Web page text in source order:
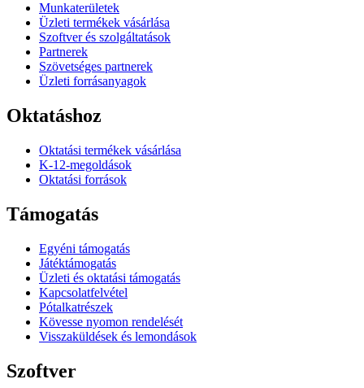
Munkaterületek
Üzleti termékek vásárlása
Szoftver és szolgáltatások
Partnerek
Szövetséges partnerek
Üzleti forrásanyagok
Oktatáshoz
Oktatási termékek vásárlása
K-12-megoldások
Oktatási források
Támogatás
Egyéni támogatás
Játéktámogatás
Üzleti és oktatási támogatás
Kapcsolatfelvétel
Pótalkatrészek
Kövesse nyomon rendelését
Visszaküldések és lemondások
Szoftver